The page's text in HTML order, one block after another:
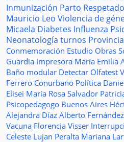
Inmunización Parto Respetado
Mauricio Leo Violencia de
Micaela Diabetes Influenza
Neonatología turnos Provincia
Conmemoración Estudio Obras
Guardia Impresora María Emilia
Baño modular Detectar Olfatest
Ferrero Conurbano Política
Elisei María Rosa Salvador
Psicopedagogo Buenos Aires
Alejandra Díaz Alberto Fernández
Vacuna Florencia Visser
Celeste Lujan Peralta Mariana